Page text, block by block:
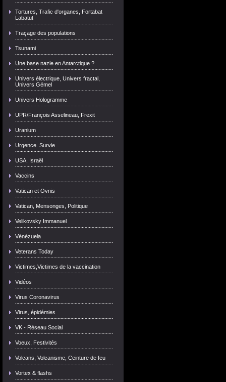
Tortures, Trafic d'organes, Fortabat
Labatut
Traçage des populations
Tsunami
Une base nazie en Antarctique ?
Univers électrique, Univers fractal,
Univers Gémel
Univers Hologramme
UPR/François Asselineau, Frexit
Uranium
Urgence. Survie
USA, Israël
Vaccins
Vatican et Ovnis
Vatican, Mensonges, Politique
Velikovsky Immanuel
Vénézuela
Veterans Today
Victimes,Victimes de la vaccination
Vidéos
Virus Coronavirus
Virus, épidémies
VK - Réseau Social
Voeux, Festivités
Volcans, Volcanisme, Ceinture de feu
Vortex & flashs